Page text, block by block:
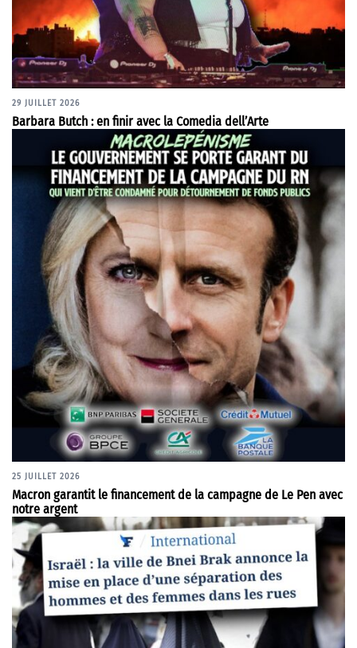
29 JUILLET 2026
Barbara Butch : en finir avec la Comedia dell’Arte
25 JUILLET 2026
Macron garantit le financement de la campagne de Le Pen avec
notre argent